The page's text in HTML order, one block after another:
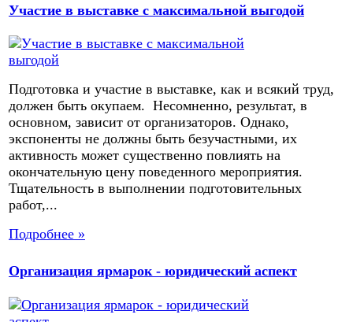
Участие в выставке с максимальной выгодой
Подготовка и участие в выставке, как и всякий труд,
должен быть окупаем. Несомненно, результат, в
основном, зависит от организаторов. Однако,
экспоненты не должны быть безучастными, их
активность может существенно повлиять на
окончательную цену поведенного мероприятия.
Тщательность в выполнении подготовительных
работ,...
Подробнее »
Организация ярмарок - юридический аспект